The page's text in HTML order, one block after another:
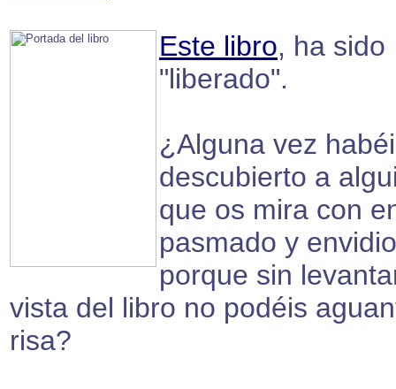
Este libro, ha sido
"liberado".
¿Alguna vez
descubierto a
que os mira con
pasmado y
porque sin
vista del libro no podéis
risa?